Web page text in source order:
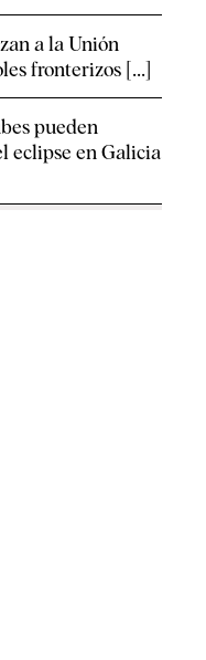
a la Unión
fronterizos [...]
pueden
eclipse en Galicia